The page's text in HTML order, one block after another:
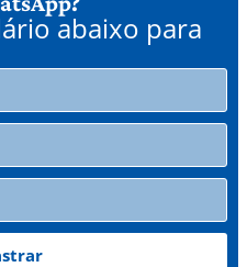
abaixo para